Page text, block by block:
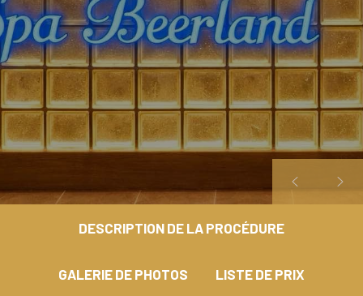
DESCRIPTION DE LA PROCÉDURE
GALERIE DE PHOTOS LISTE DE PRIX